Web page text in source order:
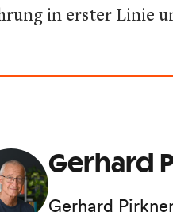
in erster Linie
Gerhard
Gerhard